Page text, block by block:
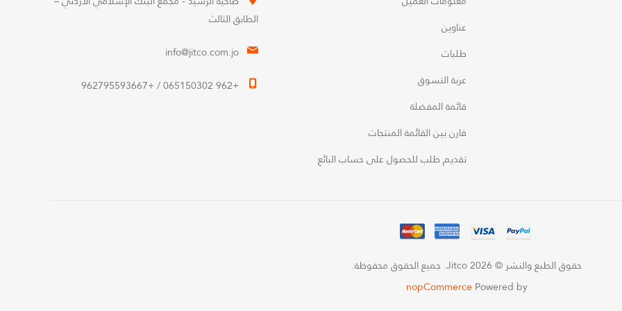
عناوين
طلبات
عربة التسوق
قائمة المفضلة
قارن بين القائمة المنتجات
تقديم طلب للحصول على حساب البائع
الطابق الثالث
info@jitco.com.jo
+962 065150302 / +962795593667
حقوق الطبع والنشر © 2026 Jitco. جميع الحقوق محفوظة.
Powered by
nopCommerce